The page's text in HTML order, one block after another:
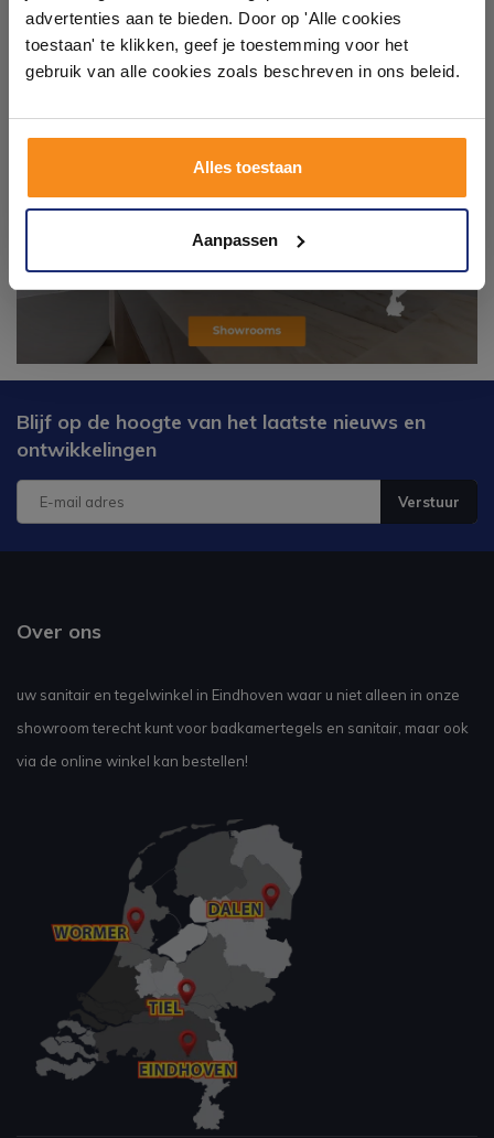
advertenties aan te bieden. Door op 'Alle cookies
toestaan' te klikken, geef je toestemming voor het
gebruik van alle cookies zoals beschreven in ons beleid.
Alles toestaan
Aanpassen
Blijf op de hoogte van het laatste nieuws en
ontwikkelingen
Verstuur
Over ons
uw sanitair en tegelwinkel in Eindhoven waar u niet alleen in onze
showroom terecht kunt voor badkamertegels en sanitair, maar ook
via de online winkel kan bestellen!
badkameropstellingen – van compact tot luxe. Onze
ervaren adviseurs helpen je persoonlijk, en je vindt
tegels & sanitair direct uit voorraad. Gratis parkeren
op eigen terrein.
Kom langs en ervaar zelf het verschil!